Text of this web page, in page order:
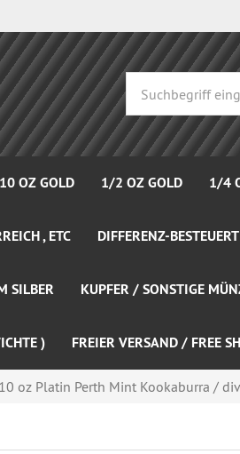
OZ GOLD 1/2 OZ GOLD 1/4
, ETC DIFFERENZ-
SILBER KUPFER / SONSTIGE
) FREIER VERSAND / FREE
oz Platin Perth Mint Kookaburra /